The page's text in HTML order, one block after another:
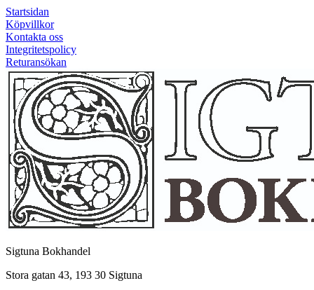
Startsidan
Köpvillkor
Kontakta oss
Integritetspolicy
Returansökan
Sigtuna Bokhandel
Stora gatan 43, 193 30 Sigtuna